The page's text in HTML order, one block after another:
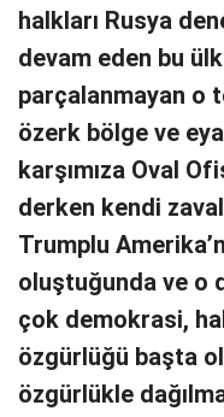
halkları Rusya
devam eden bu
parçalanmayan o
özerk bölge ve
karşımıza Oval
derken kendi
Trumplu
oluştuğunda ve o
çok demokrasi,
özgürlüğü başta
özgürlükle